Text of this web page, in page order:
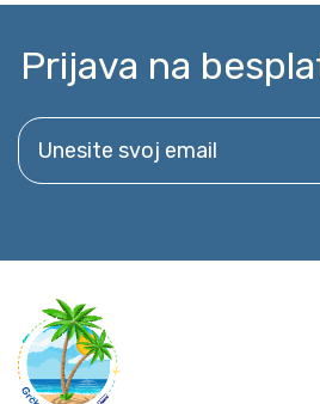
Prijava na
Unesite svoj email